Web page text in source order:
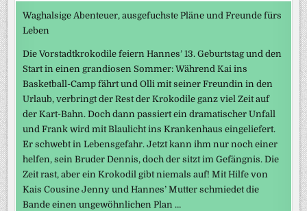
Waghalsige Abenteuer, ausgefuchste Pläne und Freunde fürs
Leben
Die Vorstadtkrokodile feiern Hannes’ 13. Geburtstag und den
Start in einen grandiosen Sommer: Während Kai ins
Basketball-Camp fährt und Olli mit seiner Freundin in den
Urlaub, verbringt der Rest der Krokodile ganz viel Zeit auf
der Kart-Bahn. Doch dann passiert ein dramatischer Unfall
und Frank wird mit Blaulicht ins Krankenhaus eingeliefert.
Er schwebt in Lebensgefahr. Jetzt kann ihm nur noch einer
helfen, sein Bruder Dennis, doch der sitzt im Gefängnis. Die
Zeit rast, aber ein Krokodil gibt niemals auf! Mit Hilfe von
Kais Cousine Jenny und Hannes’ Mutter schmiedet die
Bande einen ungewöhnlichen Plan …